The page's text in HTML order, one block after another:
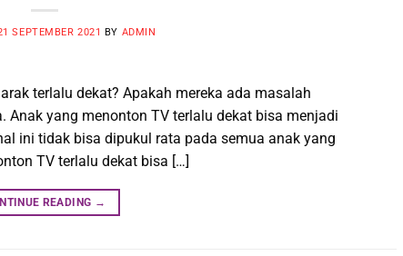
SEPTEMBER 2021 BY ADMIN
terlalu dekat? Apakah mereka ada masalah
yang menonton TV terlalu dekat bisa menjadi
ini tidak bisa dipukul rata pada semua anak yang
TV terlalu dekat bisa […]
READING →